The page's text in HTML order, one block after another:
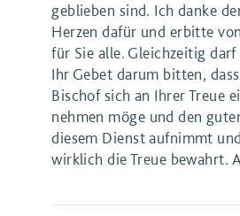
geblieben sind. Ich danke
Herzen dafür und erbitte
für Sie alle. Gleichzeitig
Ihr Gebet darum bitten,
Bischof sich an Ihrer Treue
nehmen möge und den
diesem Dienst aufnimmt
wirklich die Treue bewahrt.